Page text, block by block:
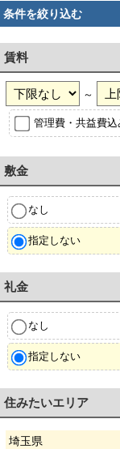
条件を絞り込む
賃料
～
管理費・共益費込
敷金
なし
指定しない
礼金
なし
指定しない
住みたいエリア
埼玉県